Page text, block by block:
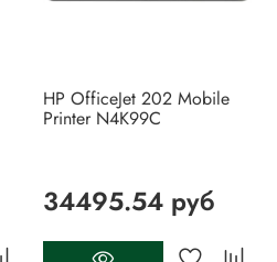
HP OfficeJet 202 Mobile
Printer N4K99C
34495.54 руб